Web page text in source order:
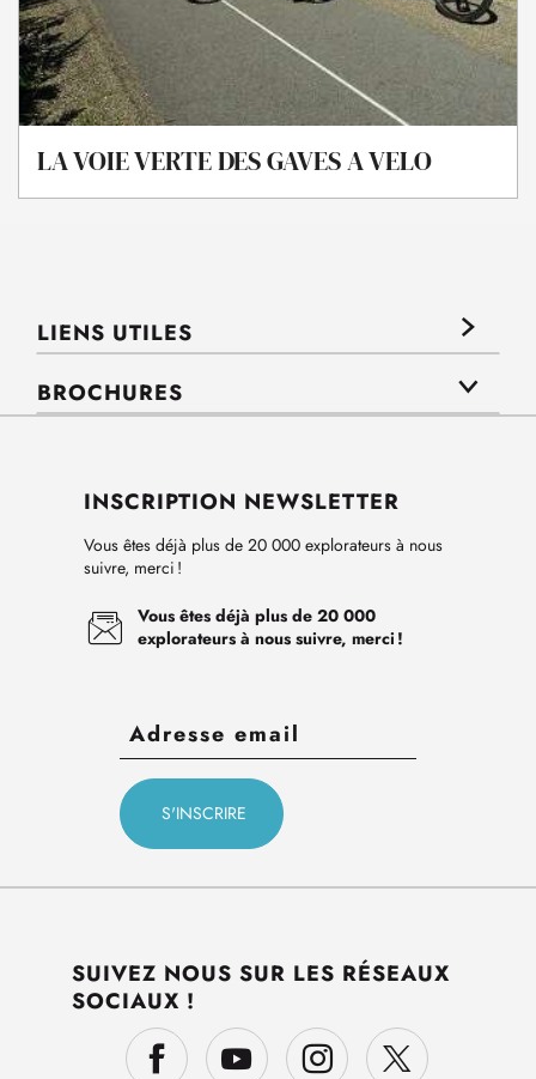
LA VOIE VERTE DES GAVES A VELO
LIENS UTILES
BROCHURES
INSCRIPTION NEWSLETTER
Vous êtes déjà plus de 20 000 explorateurs à nous
suivre, merci !
Vous êtes déjà plus de 20 000
explorateurs à nous suivre, merci !
SUIVEZ NOUS SUR LES RÉSEAUX
SOCIAUX !